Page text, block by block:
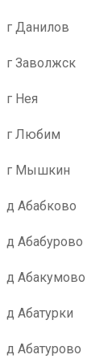
г Данилов
г Заволжск
г Нея
г Любим
г Мышкин
д Абабково
д Абабурово
д Абакумово
д Абатурки
д Абатурово